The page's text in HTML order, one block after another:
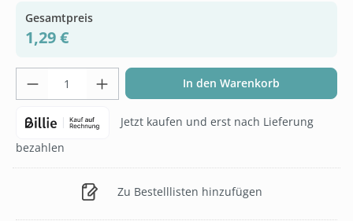
Gesamtpreis
1,29 €
Produkt Anzahl: Gib den gewünschten
In den Warenkorb
Jetzt kaufen und erst nach Lieferung
bezahlen
Zu Bestelllisten hinzufügen